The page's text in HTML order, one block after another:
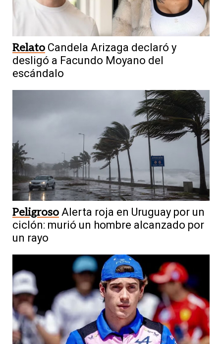
Relato Candela Arizaga declaró y
desligó a Facundo Moyano del
escándalo
Peligroso Alerta roja en Uruguay por un
ciclón: murió un hombre alcanzado por
un rayo